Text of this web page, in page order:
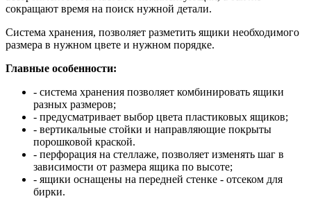
сокращают время на поиск нужной детали.
Система хранения, позволяет разметить ящики необходимого
размера в нужном цвете и нужном порядке.
Главные особенности:
- система хранения позволяет комбинировать ящики
разных размеров;
- предусматривает выбор цвета пластиковых ящиков;
- вертикальные стойки и направляющие покрыты
порошковой краской.
- перфорация на стеллаже, позволяет изменять шаг в
зависимости от размера ящика по высоте;
- ящики оснащены на передней стенке - отсеком для
бирки.